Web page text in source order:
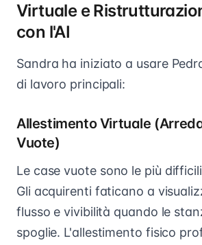
Virtuale e
con l'AI
Sandra ha iniziato a usare
di lavoro principali:
Allestimento Virtuale
Vuote)
Le case vuote sono le più
Gli acquirenti faticano a
flusso e vivibilità quando le
spoglie. L'allestimento fisico